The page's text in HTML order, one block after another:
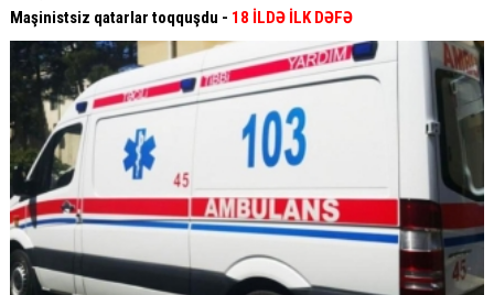
Maşinistsiz qatarlar toqquşdu - 18 İLDƏ İLK DƏFƏ